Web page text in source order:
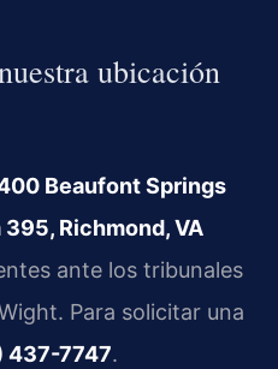
ubicación
Beaufont Springs
Richmond, VA
ante los tribunales
Para solicitar una
437-7747.